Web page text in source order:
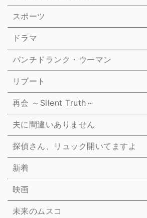
スポーツ
ドラマ
パンチドランク・ウーマン
リブート
再会 ～Silent Truth～
夫に間違いありません
探偵さん、リュック開いてますよ
新着
映画
未来のムスコ